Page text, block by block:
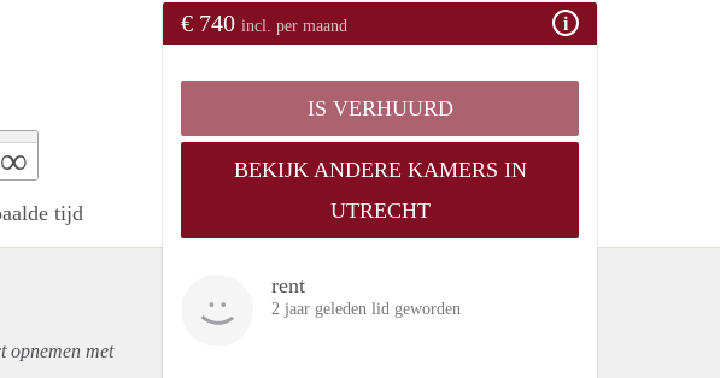
∞
tijd
€ 740 incl. per maand
IS VERHUURD
BEKIJK ANDERE KAMERS IN
UTRECHT
rent
2 jaar geleden lid geworden
opnemen met